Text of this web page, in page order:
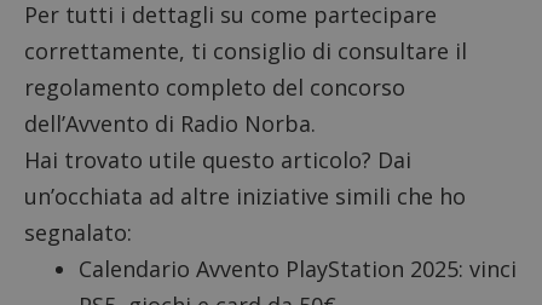
Per tutti i dettagli su come partecipare
correttamente, ti consiglio di consultare il
regolamento completo del concorso
dell’Avvento di Radio Norba.
Hai trovato utile questo articolo? Dai
un’occhiata ad altre iniziative simili che ho
segnalato:
Calendario Avvento PlayStation 2025: vinci